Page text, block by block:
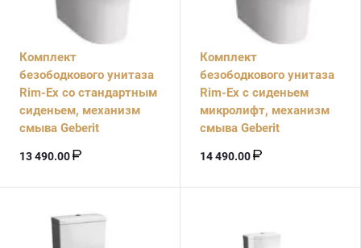
Комплект
безободкового унитаза
Rim-Ex со стандартным
сиденьем, механизм
смыва Geberit
13 490.00
Комплект
безободкового унитаза
Rim-Ex с сиденьем
микролифт, механизм
смыва Geberit
14 490.00